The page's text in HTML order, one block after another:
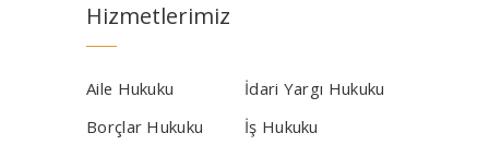
Hizmetlerimiz
Aile Hukuku
Borçlar Hukuku
İdari Yargı Hukuku
İş Hukuku